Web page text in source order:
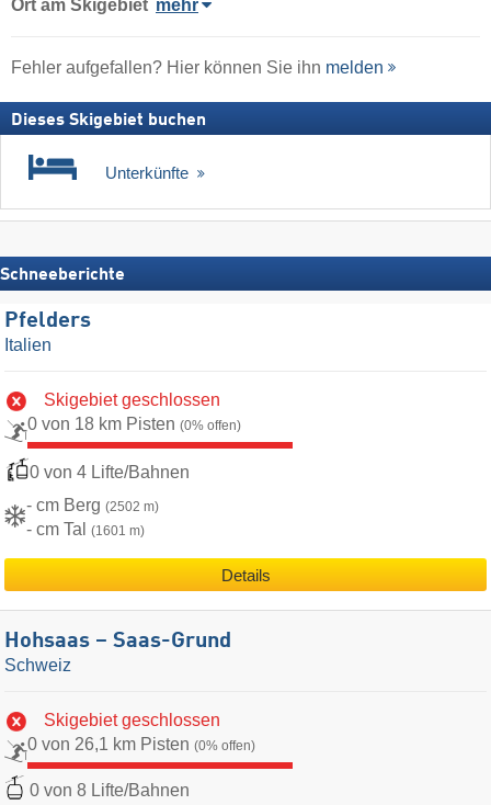
Ort am Skigebiet mehr
Fehler aufgefallen? Hier können Sie ihn melden
Dieses Skigebiet buchen
Unterkünfte
Schneeberichte
Pfelders
Italien
Skigebiet geschlossen
0 von 18 km Pisten (0% offen)
0 von 4 Lifte/Bahnen
- cm Berg (2502 m)
- cm Tal (1601 m)
Details
Hohsaas – Saas-Grund
Schweiz
Skigebiet geschlossen
0 von 26,1 km Pisten (0% offen)
0 von 8 Lifte/Bahnen